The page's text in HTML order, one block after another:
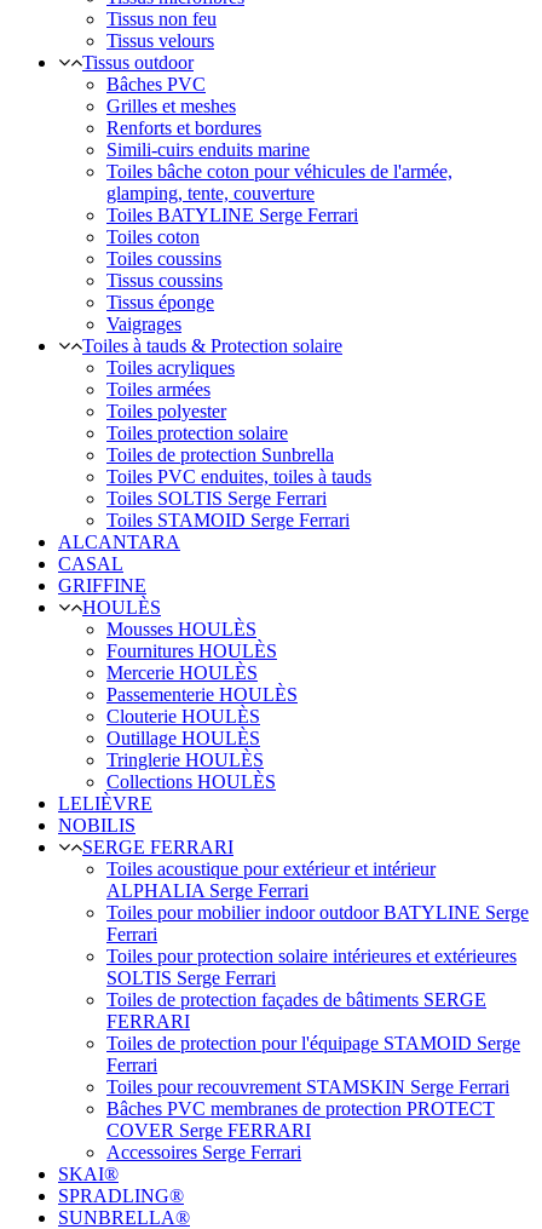
Tissus non feu
Tissus velours
Tissus outdoor
Bâches PVC
Grilles et meshes
Renforts et bordures
Simili-cuirs enduits marine
Toiles bâche coton pour véhicules de l'armée,
glamping, tente, couverture
Toiles BATYLINE Serge Ferrari
Toiles coton
Toiles coussins
Tissus coussins
Tissus éponge
Vaigrages
Toiles à tauds & Protection solaire
Toiles acryliques
Toiles armées
Toiles polyester
Toiles protection solaire
Toiles de protection Sunbrella
Toiles PVC enduites, toiles à tauds
Toiles SOLTIS Serge Ferrari
Toiles STAMOID Serge Ferrari
ALCANTARA
CASAL
GRIFFINE
HOULÈS
Mousses HOULÈS
Fournitures HOULÈS
Mercerie HOULÈS
Passementerie HOULÈS
Clouterie HOULÈS
Outillage HOULÈS
Tringlerie HOULÈS
Collections HOULÈS
LELIÈVRE
NOBILIS
SERGE FERRARI
Toiles acoustique pour extérieur et intérieur
ALPHALIA Serge Ferrari
Toiles pour mobilier indoor outdoor BATYLINE Serge
Ferrari
Toiles pour protection solaire intérieures et extérieures
SOLTIS Serge Ferrari
Toiles de protection façades de bâtiments SERGE
FERRARI
Toiles de protection pour l'équipage STAMOID Serge
Ferrari
Toiles pour recouvrement STAMSKIN Serge Ferrari
Bâches PVC membranes de protection PROTECT
COVER Serge FERRARI
Accessoires Serge Ferrari
SKAI®
SPRADLING®
SUNBRELLA®